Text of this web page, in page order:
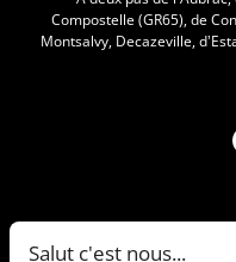
Compostelle (GR65), de
Montsalvy, Decazeville,
Salut c'est nous...